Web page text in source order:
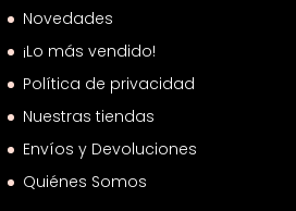
Novedades
¡Lo más vendido!
Política de privacidad
Nuestras tiendas
Envíos y Devoluciones
Quiénes Somos